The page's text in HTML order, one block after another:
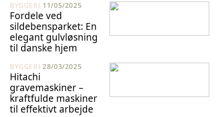
BYGGERI 11/05/2025
Fordele ved
sildebensparket: En
elegant gulvløsning
til danske hjem
BYGGERI 28/03/2025
Hitachi
gravemaskiner –
kraftfulde maskiner
til effektivt arbejde